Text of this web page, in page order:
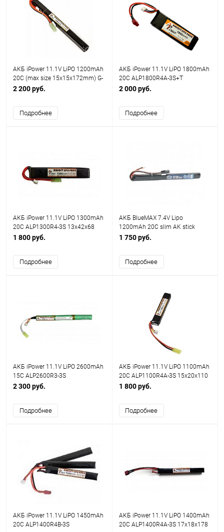
АКБ iPower 11.1V LiPO 1200mAh
20C (max size 15x15x172mm) G-
36 type,VAL/VSS и AK-type
2 200 руб.
Подробнее
АКБ iPower 11.1V LiPO 1800mAh
20C ALP1800R4A-3S+T
Size(mm): 18x34x102, с т-
2 000 руб.
Подробнее
АКБ iPower 11.1V LiPO 1300mAh
20C ALP1300R4-3S 13x42x68
mini type
1 800 руб.
Подробнее
АКБ BlueMAX 7.4V Lipo
1200mAh 20C slim AK stick
11.5x17x185mm АК-серия под
1 750 руб.
Подробнее
АКБ iPower 11.1V LiPO 2600mAh
15C ALP2600R3-3S
18x18x198mm mini type
2 300 руб.
Подробнее
АКБ iPower 11.1V LiPO 1100mAh
20C ALP1100R4A-3S 15x20x110
mini type
1 800 руб.
Подробнее
АКБ iPower 11.1V LiPO 1450mAh
20C ALP1400R4B-3S
АКБ iPower 11.1V LiPO 1400mAh
20C ALP1400R4A-3S 17x18x178